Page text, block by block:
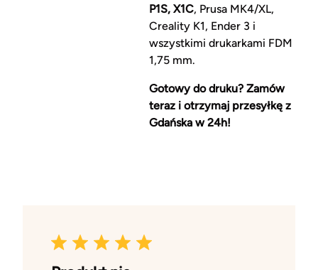
P1S, X1C, Prusa MK4/XL,
Creality K1, Ender 3 i
wszystkimi drukarkami FDM
1,75 mm.
Gotowy do druku? Zamów
teraz i otrzymaj przesyłkę z
Gdańska w 24h!